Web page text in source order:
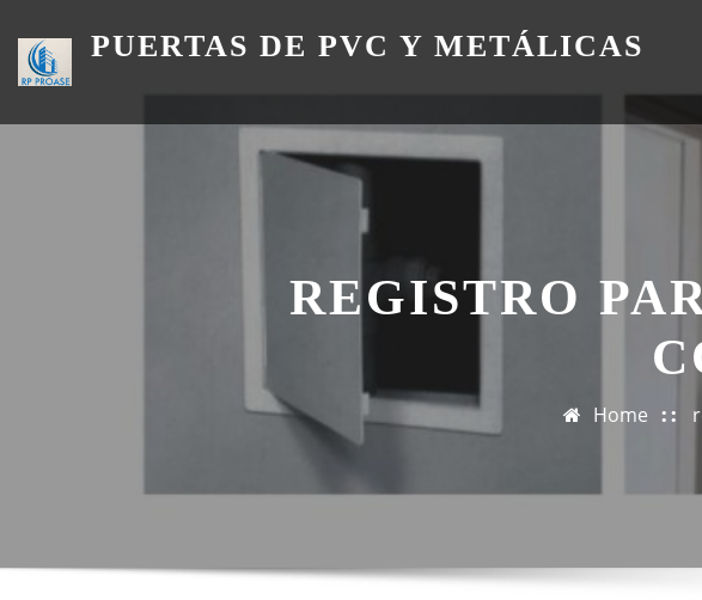
content
PUERTAS DE PVC Y METÁLICAS
REGISTRO
Home